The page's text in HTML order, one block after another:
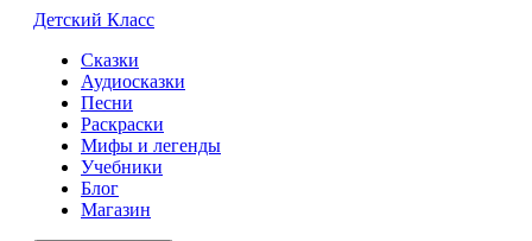
Детский Класс
Сказки
Аудиосказки
Песни
Раскраски
Мифы и легенды
Учебники
Блог
Магазин